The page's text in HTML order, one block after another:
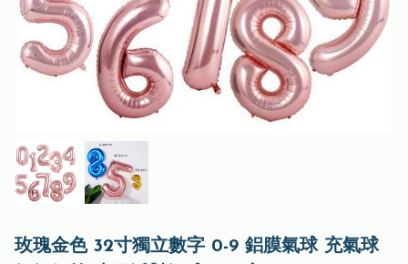
玫瑰金色 32寸獨立數字 0-9 鋁膜氣球 充氣球